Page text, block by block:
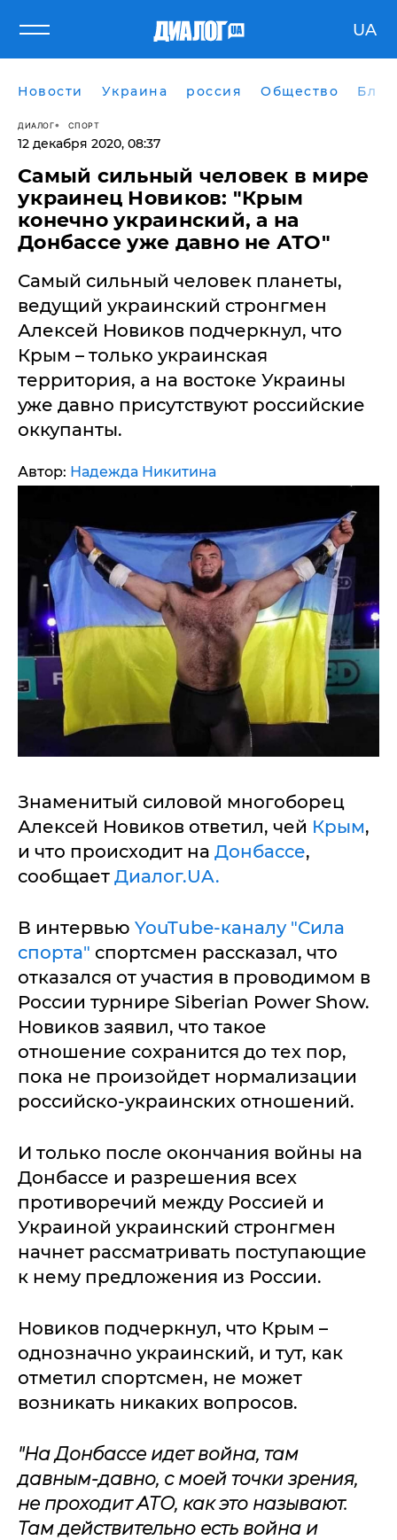
UA
Новости Украина россия Общество
ДИАЛОГ СПОРТ
12 декабря 2020, 08:37
Самый сильный человек в мире
украинец Новиков: "Крым
конечно украинский, а на
Донбассе уже давно не АТО"
Самый сильный человек планеты,
ведущий украинский стронгмен
Алексей Новиков подчеркнул, что
Крым – только украинская
территория, а на востоке Украины
уже давно присутствуют российские
оккупанты.
Автор: Надежда Никитина
Знаменитый силовой многоборец
Алексей Новиков ответил, чей Крым,
и что происходит на Донбассе,
сообщает Диалог.UA.
В интервью YouTube-каналу "Сила
спорта" спортсмен рассказал, что
отказался от участия в проводимом в
России турнире Siberian Power Show.
Новиков заявил, что такое
отношение сохранится до тех пор,
пока не произойдет нормализации
российско-украинских отношений.
И только после окончания войны на
Донбассе и разрешения всех
противоречий между Россией и
Украиной украинский стронгмен
начнет рассматривать поступающие
к нему предложения из России.
Новиков подчеркнул, что Крым –
однозначно украинский, и тут, как
отметил спортсмен, не может
возникать никаких вопросов.
"На Донбассе идет война, там
давным-давно, с моей точки зрения,
не проходит АТО, как это называют.
Там действительно есть война и